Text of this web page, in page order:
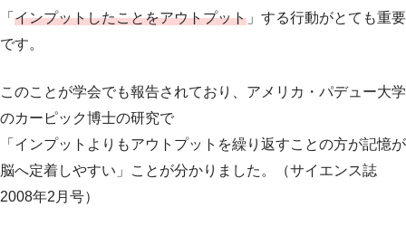
「 インプットしたことをアウトプット 」する行動がとても重要
です。
このことが学会でも報告されており、アメリカ・パデュー大学
のカーピック博士の研究で
「インプットよりもアウトプットを繰り返すことの方が記憶が
脳へ定着しやすい」ことが分かりました。（サイエンス誌
2008年2月号）